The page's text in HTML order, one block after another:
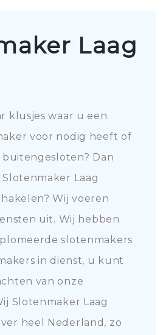
Laag
klusjes waar u een
voor nodig heeft of
Dan
Laag
Wij voeren
uit. Wij hebben
slotenmakers
in dienst, u kunt
van onze
Slotenmaker Laag
heel Nederland, zo